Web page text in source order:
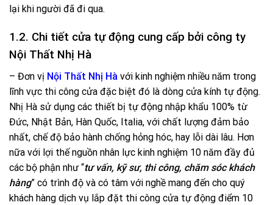
lại khi người đã đi qua.
1.2. Chi tiết cửa tự động cung cấp bởi công ty
Nội Thất Nhị Hà
– Đơn vị Nội Thất Nhị Hà với kinh nghiệm nhiều năm trong
lĩnh vực thi công cửa đặc biệt đó là dòng cửa kính tự động.
Nhị Hà sử dụng các thiết bị tự động nhập khẩu 100% từ
Đức, Nhật Bản, Hàn Quốc, Italia, với chất lượng đảm bảo
nhất, chế độ bảo hành chống hỏng hóc, hay lỗi dài lâu. Hơn
nữa với lợi thế nguồn nhân lực kinh nghiệm 10 năm đầy đủ
các bộ phận như “tư vấn, kỹ sư, thi công, chăm sóc khách
hàng” có trình độ và có tâm với nghề mang đến cho quý
khách hàng dịch vụ lắp đặt thi công cửa tự động điểm 10